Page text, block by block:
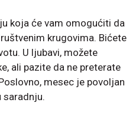
koja će vam omogućiti da
krugovima. Bićete
U ljubavi, možete
ali pazite da ne preterate
mesec je povoljan
saradnju.